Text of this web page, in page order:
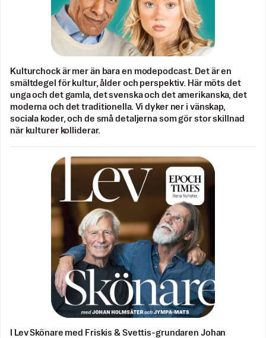
Kulturchock är mer än bara en modepodcast. Det är en
smältdegel för kultur, ålder och perspektiv. Här möts det
unga och det gamla, det svenska och det amerikanska, det
moderna och det traditionella. Vi dyker ner i vänskap,
sociala koder, och de små detaljerna som gör stor skillnad
när kulturer kolliderar.
I Lev Skönare med Friskis & Svettis-grundaren Johan